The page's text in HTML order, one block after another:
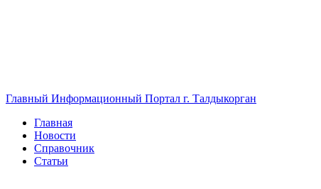
Главный Информационный Портал г. Талдыкорган
Главная
Новости
Справочник
Статьи